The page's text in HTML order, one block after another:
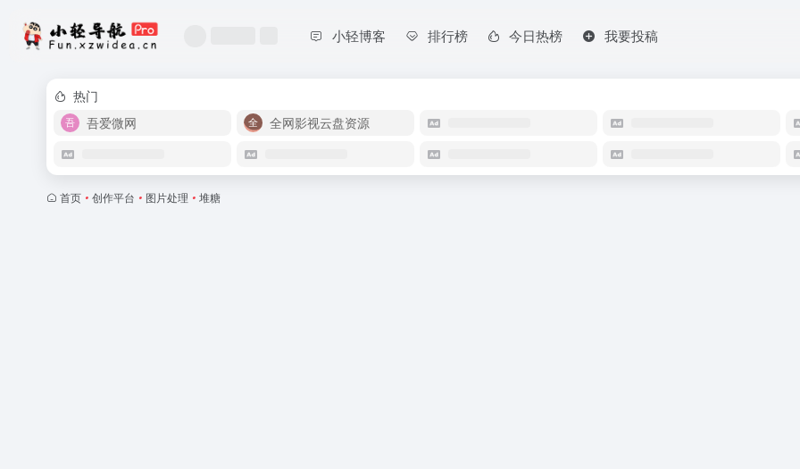
小轻博客 排行榜 今日热榜 我要投稿
热门
吾爱微网
全网影视云盘资源
首页 • 创作平台 • 图片处理 • 堆糖